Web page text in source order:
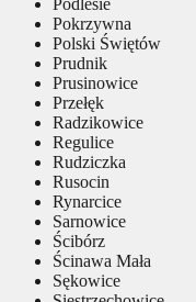
Pokrzywna
Polski Świętów
Prudnik
Prusinowice
Przełęk
Radzikowice
Regulice
Rudziczka
Rusocin
Rynarcice
Sarnowice
Ścibórz
Ścinawa Mała
Sękowice